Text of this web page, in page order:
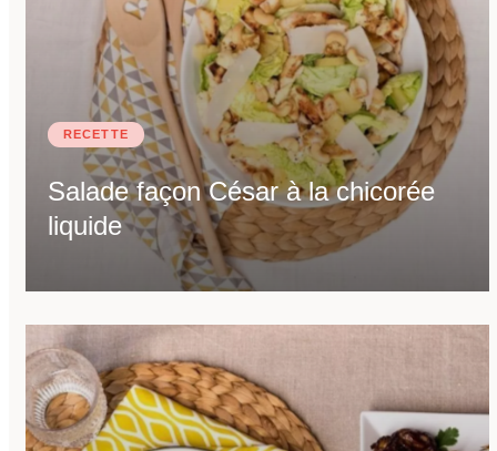
RECETTE
Salade façon César à la chicorée
liquide